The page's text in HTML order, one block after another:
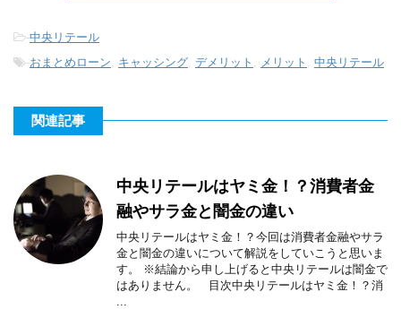
-中央リテール
-おまとめローン, キャッシング, デメリット , メリット , 中央リテール
関連記事
中央リテールはヤミ金！？消費者金
融やサラ金と闇金の違い
中央リテールはヤミ金！？今回は消費者金融やサラ
金と闇金の違いについて解説をしていこうと思いま
す。 ※結論から申し上げると中央リテールは闇金で
はありません。 目次中央リテールはヤミ金！？消
...